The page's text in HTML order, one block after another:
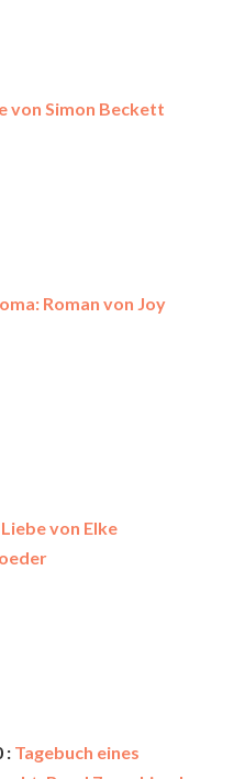
von Simon Beckett
Roman von Joy
von Elke
: Tagebuch eines